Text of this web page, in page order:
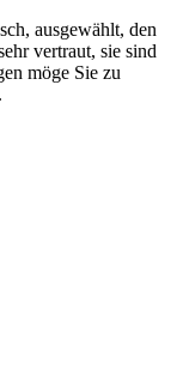
ausgewählt, den
vertraut, sie sind
möge Sie zu